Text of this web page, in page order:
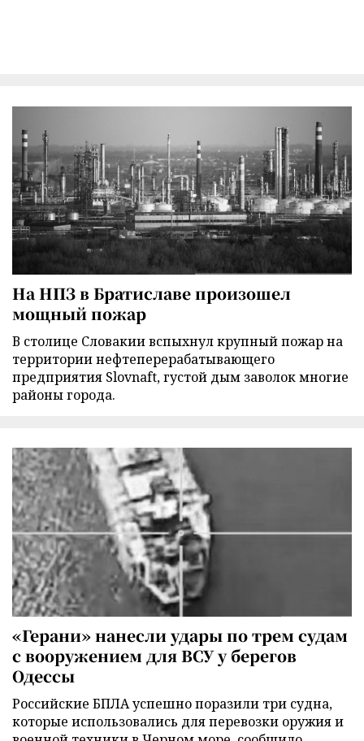
На НПЗ в Братиславе произошел
мощный пожар
В столице Словакии вспыхнул крупный пожар на
территории нефтеперерабатывающего
предприятия Slovnaft, густой дым заволок многие
районы города.
«Герани» нанесли удары по трем судам
с вооружением для ВСУ у берегов
Одессы
Российские БПЛА успешно поразили три судна,
которые использовались для перевозки оружия и